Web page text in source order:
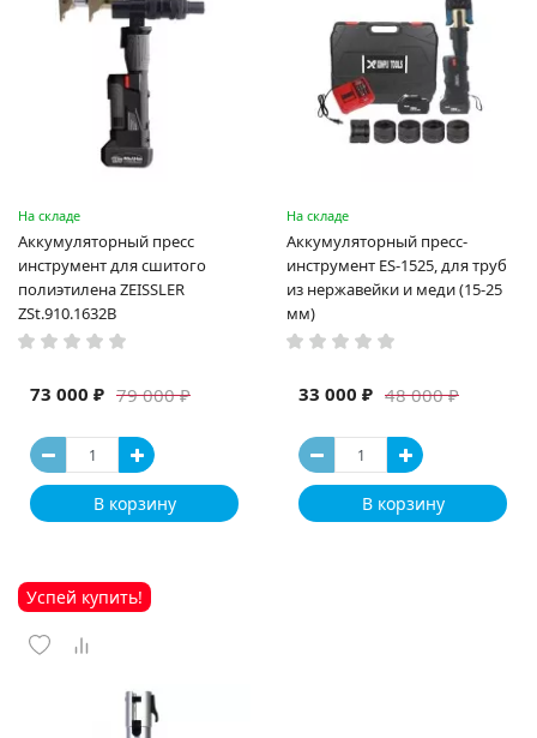
На складе
Аккумуляторный пресс
инструмент для сшитого
полиэтилена ZEISSLER
ZSt.910.1632B
79 000 ₽
73 000 ₽
В корзину
На складе
Аккумуляторный пресс-
инструмент ES-1525, для труб
из нержавейки и меди (15-25
мм)
48 000 ₽
33 000 ₽
В корзину
Успей купить!